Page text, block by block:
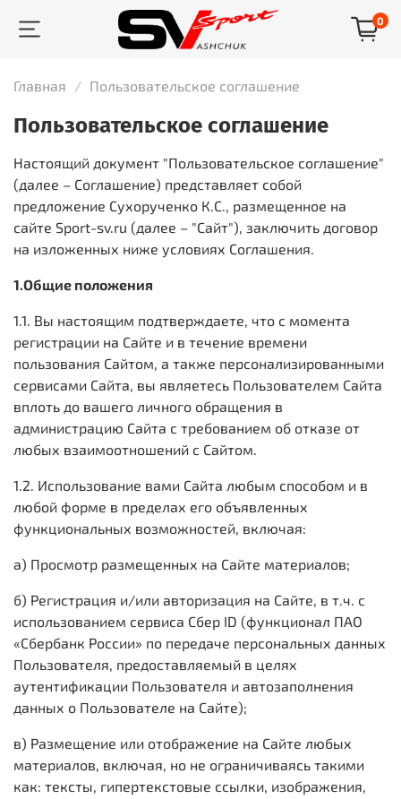
0
Главная Пользовательское соглашение
Пользовательское соглашение
Настоящий документ "Пользовательское соглашение"
(далее – Соглашение) представляет собой
предложение Сухорученко К.С., размещенное на
сайте Sport-sv.ru (далее – "Сайт"), заключить договор
на изложенных ниже условиях Соглашения.
1.Общие положения
1.1. Вы настоящим подтверждаете, что с момента
регистрации на Сайте и в течение времени
пользования Сайтом, а также персонализированными
сервисами Сайта, вы являетесь Пользователем Сайта
вплоть до вашего личного обращения в
администрацию Сайта с требованием об отказе от
любых взаимоотношений с Сайтом.
1.2. Использование вами Сайта любым способом и в
любой форме в пределах его объявленных
функциональных возможностей, включая:
а) Просмотр размещенных на Сайте материалов;
б) Регистрация и/или авторизация на Сайте, в т.ч. с
использованием сервиса Сбер ID (функционал ПАО
«Сбербанк России» по передаче персональных данных
Пользователя, предоставляемый в целях
аутентификации Пользователя и автозаполнения
данных о Пользователе на Сайте);
в) Размещение или отображение на Сайте любых
материалов, включая, но не ограничиваясь такими
как: тексты, гипертекстовые ссылки, изображения,